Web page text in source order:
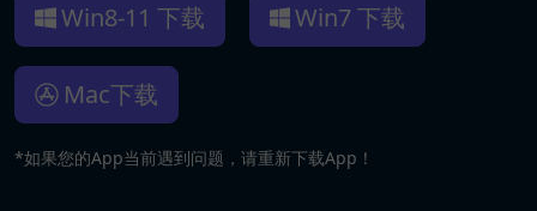
Win8-11 下载 Win7 下载
Mac下载
*如果您的App当前遇到问题，请重新下载App！